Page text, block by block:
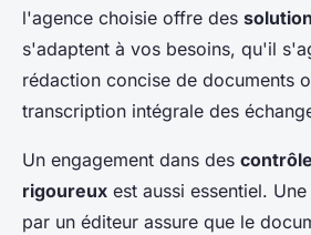
l'agence choisie offre des
s'adaptent à vos besoins, qu'il
rédaction concise de documents
transcription intégrale des
Un engagement dans des
rigoureux est aussi essentiel.
par un éditeur assure que le